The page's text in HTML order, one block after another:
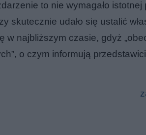
to nie wymagało
skutecznie udało się ustalić
w najbliższym czasie, gdyż
o czym informują